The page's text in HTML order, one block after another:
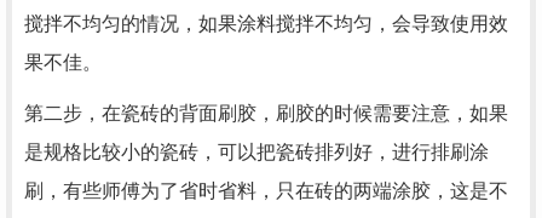
搅拌不均匀的情况，如果涂料搅拌不均匀，会导致使用效
果不佳。
第二步，在瓷砖的背面刷胶，刷胶的时候需要注意，如果
是规格比较小的瓷砖，可以把瓷砖排列好，进行排刷涂
刷，有些师傅为了省时省料，只在砖的两端涂胶，这是不